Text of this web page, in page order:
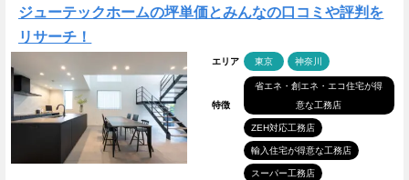
ジューテックホームの坪単価とみんなの口コミや評判を
リサーチ！
エリア 東京 神奈川
特徴
省エネ・創エネ・エコ住宅が得
意な工務店
ZEH対応工務店
輸入住宅が得意な工務店
スーパー工務店